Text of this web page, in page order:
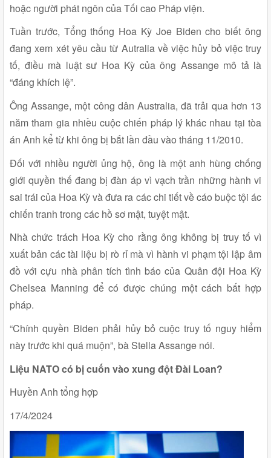
hoặc người phát ngôn của Tối cao Pháp viện.
Tuần trước, Tổng thống Hoa Kỳ Joe Biden cho biết ông
đang xem xét yêu cầu từ Autralia về việc hủy bỏ việc truy
tố, điều mà luật sư Hoa Kỳ của ông Assange mô tả là
“đáng khích lệ”.
Ông Assange, một công dân Australia, đã trải qua hơn 13
năm tham gia nhiều cuộc chiến pháp lý khác nhau tại tòa
án Anh kể từ khi ông bị bắt lần đầu vào tháng 11/2010.
Đối với nhiều người ủng hộ, ông là một anh hùng chống
giới quyền thế đang bị đàn áp vì vạch trần những hành vi
sai trái của Hoa Kỳ và đưa ra các chi tiết về cáo buộc tội ác
chiến tranh trong các hồ sơ mật, tuyệt mật.
Nhà chức trách Hoa Kỳ cho rằng ông không bị truy tố vì
xuất bản các tài liệu bị rò rỉ mà vì hành vi phạm tội lập âm
đồ với cựu nhà phân tích tình báo của Quân đội Hoa Kỳ
Chelsea Manning để có được chúng một cách bất hợp
pháp.
“Chính quyền Biden phải hủy bỏ cuộc truy tố nguy hiểm
này trước khi quá muộn”, bà Stella Assange nói.
Liệu NATO có bị cuốn vào xung đột Đài Loan?
Huyền Anh tổng hợp
17/4/2024